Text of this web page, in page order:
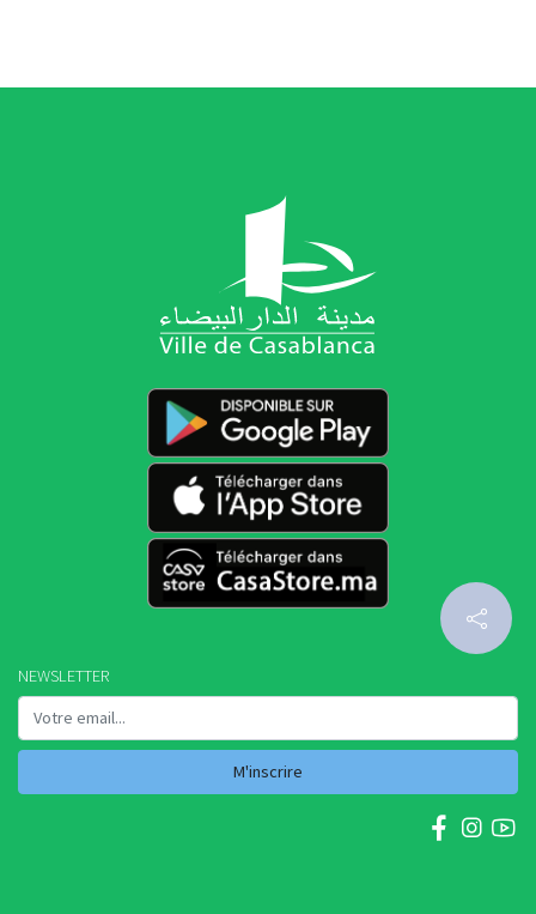
NEWSLETTER
M'inscrire